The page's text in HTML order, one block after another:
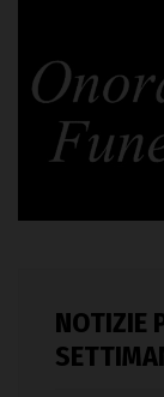
NOTIZIE